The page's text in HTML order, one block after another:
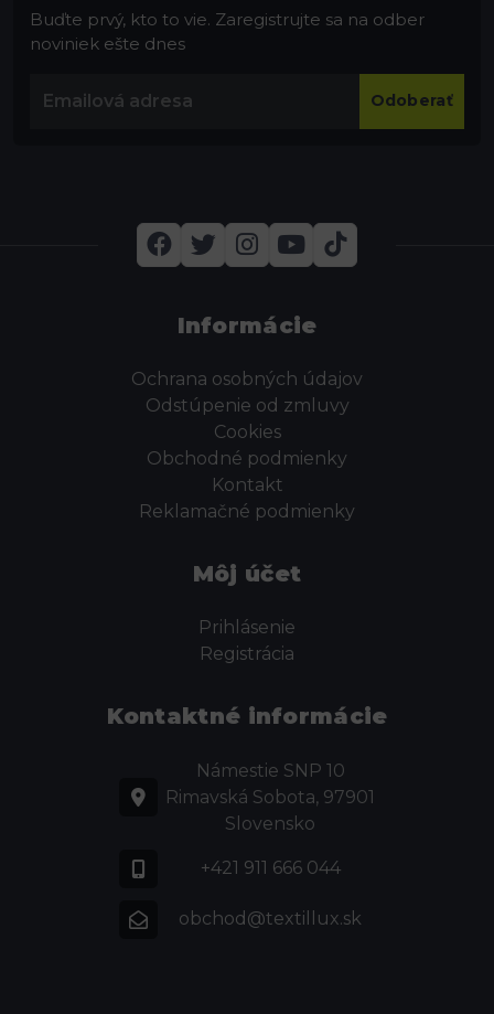
Buďte prvý, kto to vie. Zaregistrujte sa na odber
noviniek ešte dnes
Odoberať
Informácie
Ochrana osobných údajov
Odstúpenie od zmluvy
Cookies
Obchodné podmienky
Kontakt
Reklamačné podmienky
Môj účet
Prihlásenie
Registrácia
Kontaktné informácie
Námestie SNP 10
Rimavská Sobota, 97901
Slovensko
+421 911 666 044
obchod@textillux.sk